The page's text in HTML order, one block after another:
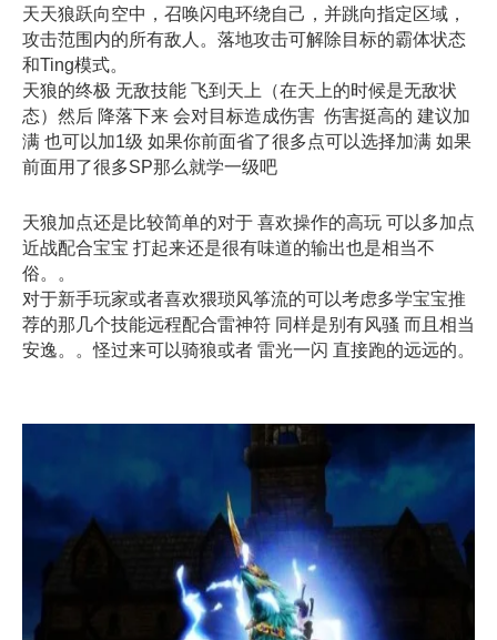
天天狼跃向空中，召唤闪电环绕自己，并跳向指定区域，
攻击范围内的所有敌人。落地攻击可解除目标的霸体状态
和Ting模式。
天狼的终极 无敌技能 飞到天上（在天上的时候是无敌状
态）然后 降落下来 会对目标造成伤害 伤害挺高的 建议加
满 也可以加1级 如果你前面省了很多点可以选择加满 如果
前面用了很多SP那么就学一级吧
天狼加点还是比较简单的对于 喜欢操作的高玩 可以多加点
近战配合宝宝 打起来还是很有味道的输出也是相当不
俗。。
对于新手玩家或者喜欢猥琐风筝流的可以考虑多学宝宝推
荐的那几个技能远程配合雷神符 同样是别有风骚 而且相当
安逸。。怪过来可以骑狼或者 雷光一闪 直接跑的远远的。